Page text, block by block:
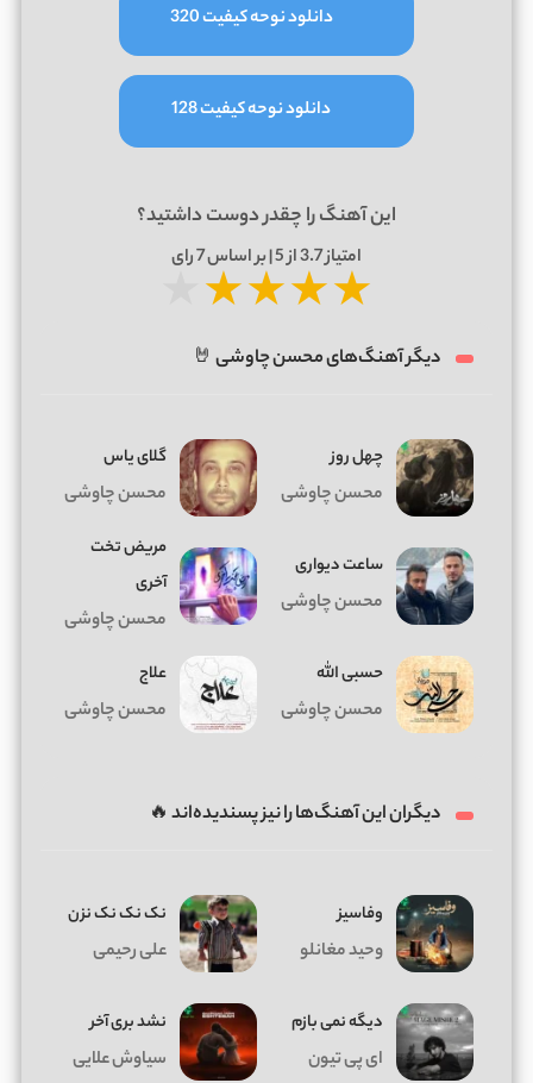
دانلود نوحه کیفیت 320
دانلود نوحه کیفیت 128
این آهنگ را چقدر دوست داشتید؟
امتیاز3.7از 5 | بر اساس 7رای
★★★★
دیگر آهنگ‌های محسن چاوشی 🤘
چهل روز
محسن چاوشی
گلای یاس
محسن چاوشی
ساعت دیواری
محسن چاوشی
مریض تخت
آخری
محسن چاوشی
حسبی الله
محسن چاوشی
علاج
محسن چاوشی
دیگران این آهنگ‌ها را نیز پسندیده‌اند 🔥
وفاسیز
وحید مغانلو
نک نک نک نزن
علی رحیمی
دیگه نمی بازم
ای پی تیون
نشد بری آخر
سیاوش علایی